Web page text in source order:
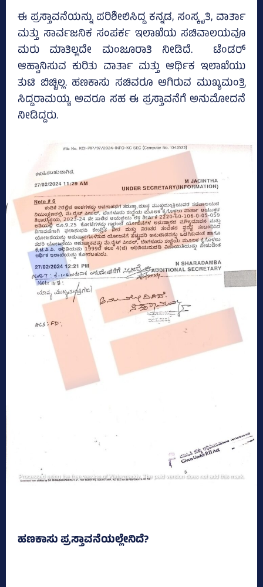
ಈ ಪ್ರಸ್ತಾವನೆಯನ್ನು ಪರಿಶೀಲಿಸಿದ್ದ ಕನ್ನಡ, ಸಂಸ್ಕೃತಿ, ವಾರ್ತಾ
ಮತ್ತು ಸಾರ್ವಜನಿಕ ಸಂಪರ್ಕ ಇಲಾಖೆಯ ಸಚಿವಾಲಯವೂ
ಮರು ಮಾತಿಲ್ಲದೇ ಮಂಜೂರಾತಿ ನೀಡಿದೆ. ಟೆಂಡರ್‌
ಆಹ್ವಾನಿಸುವ ಕುರಿತು ವಾರ್ತಾ ಮತ್ತು ಆರ್ಥಿಕ ಇಲಾಖೆಯು
ತುಟಿ ಬಿಚ್ಚಿಲ್ಲ. ಹಣಕಾಸು ಸಚಿವರೂ ಆಗಿರುವ ಮುಖ್ಯಮಂತ್ರಿ
ಸಿದ್ದರಾಮಯ್ಯ ಅವರೂ ಸಹ ಈ ಪ್ರಸ್ತಾವನೆಗೆ ಅನುಮೋದನೆ
ನೀಡಿದ್ದರು.
ಹಣಕಾಸು ಪ್ರಸ್ತಾವನೆಯಲ್ಲೇನಿದೆ?